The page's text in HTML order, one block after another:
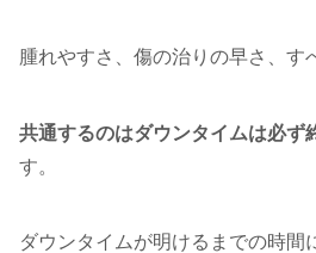
腫れやすさ、傷の治りの早さ、す
共通するのはダウンタイムは必ず
す。
ダウンタイムが明けるまでの時間